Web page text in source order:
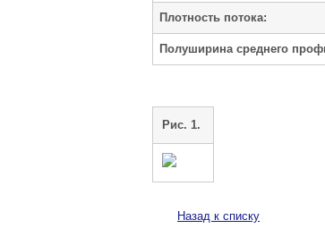
Плотность потока:
Полуширина среднего
Рис. 1.
Назад к списку